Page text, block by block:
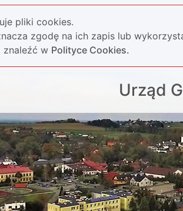
pliki cookies.
zgodę na ich zapis lub
znaleźć w Polityce Cookies.
Urząd